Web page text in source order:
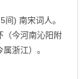
) 南宋词人。
（今河南沁阳附
浙江）。